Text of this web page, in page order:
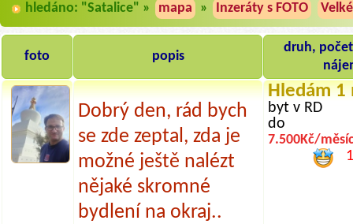
hledáno: "Satalice" » mapa » Inzeráty s FOTO
foto popis
druh,
Dobrý den, rád bych
se zde zeptal, zda je
možné ještě nalézt
nějaké skromné
bydlení na okraj..
Hledám 1
byt v RD
do
7.500Kč/